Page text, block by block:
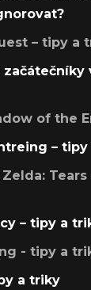
– tipy a
of the
–
– tipy a
- tipy a
a triky